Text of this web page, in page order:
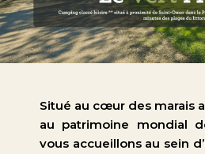
Situé au cœur des marais
au patrimoine mondial
vous accueillons au sein